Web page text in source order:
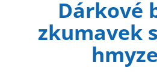
Dárkové
zkumavek